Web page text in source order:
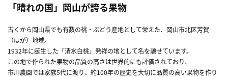
「晴れの国」岡山が誇る果物
古くから岡山県でも有数の桃・ぶどう産地として栄えた、岡山市北区芳賀
（はが）地域。
1932年に誕生した「清水白桃」発祥の地として名を馳せています。
この地で作られた果物の品質の高さは世界的にも評価されており、
市川農園では家族5代に渡り、約100年の歴史を大切に品質の高い果物を作り